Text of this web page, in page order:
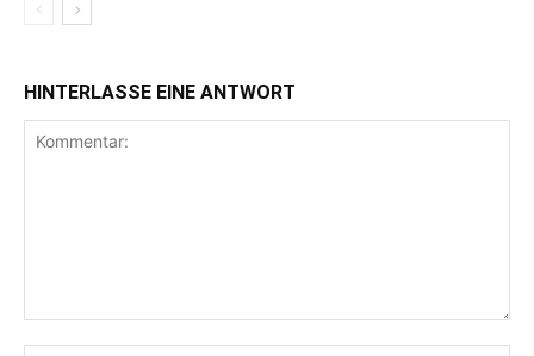
HINTERLASSE EINE ANTWORT